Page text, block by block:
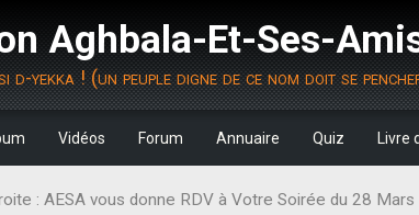
Aghbala-Et-Ses-
yekka ! (un peuple digne de ce nom doit se
Vidéos Forum Annuaire Quiz Livre
: AESA vous donne RDV à Votre Soirée du 28 Mars